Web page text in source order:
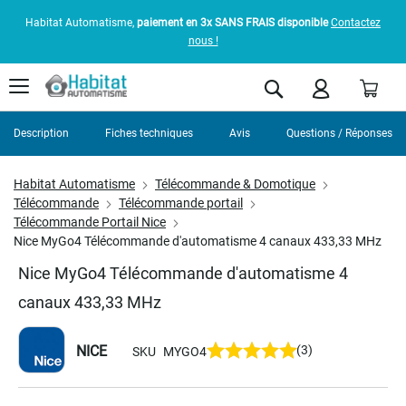
Habitat Automatisme, paiement en 3x SANS FRAIS disponible Contactez
nous !
Rechercher
Habitat Automatisme
Télécommande & Domotique
Télécommande
Télécommande portail
Télécommande Portail Nice
Nice MyGo4 Télécommande d'automatisme 4 canaux 433,33 MHz
Nice MyGo4 Télécommande d'automatisme 4
canaux 433,33 MHz
NICE SKU MYGO4 (3)
Description Fiches techniques Avis Questions / Réponses